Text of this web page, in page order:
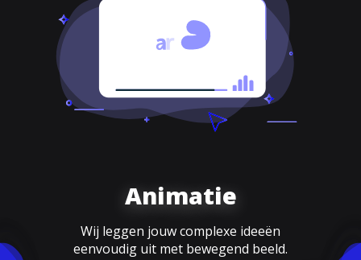
Animatie
Wij leggen jouw complexe ideeën
eenvoudig uit met bewegend beeld.